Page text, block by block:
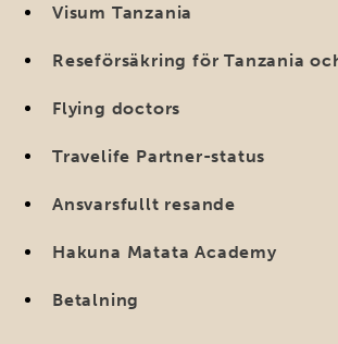
Visum Tanzania
Reseförsäkring för Tanzania
Flying doctors
Travelife Partner-status
Ansvarsfullt resande
Hakuna Matata Academy
Betalning